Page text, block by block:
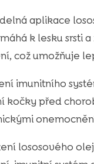
aplikace
k lesku srsti
což umožňuje
imunitního
kočky před
lososového